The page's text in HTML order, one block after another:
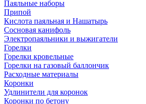
Паяльные наборы
Припой
Кислота паяльная и Нашатырь
Сосновая канифоль
Электропаяльники и выжигатели
Горелки
Горелки кровельные
Горелки на газовый баллончик
Расходные материалы
Коронки
Удлинители для коронок
Коронки по бетону